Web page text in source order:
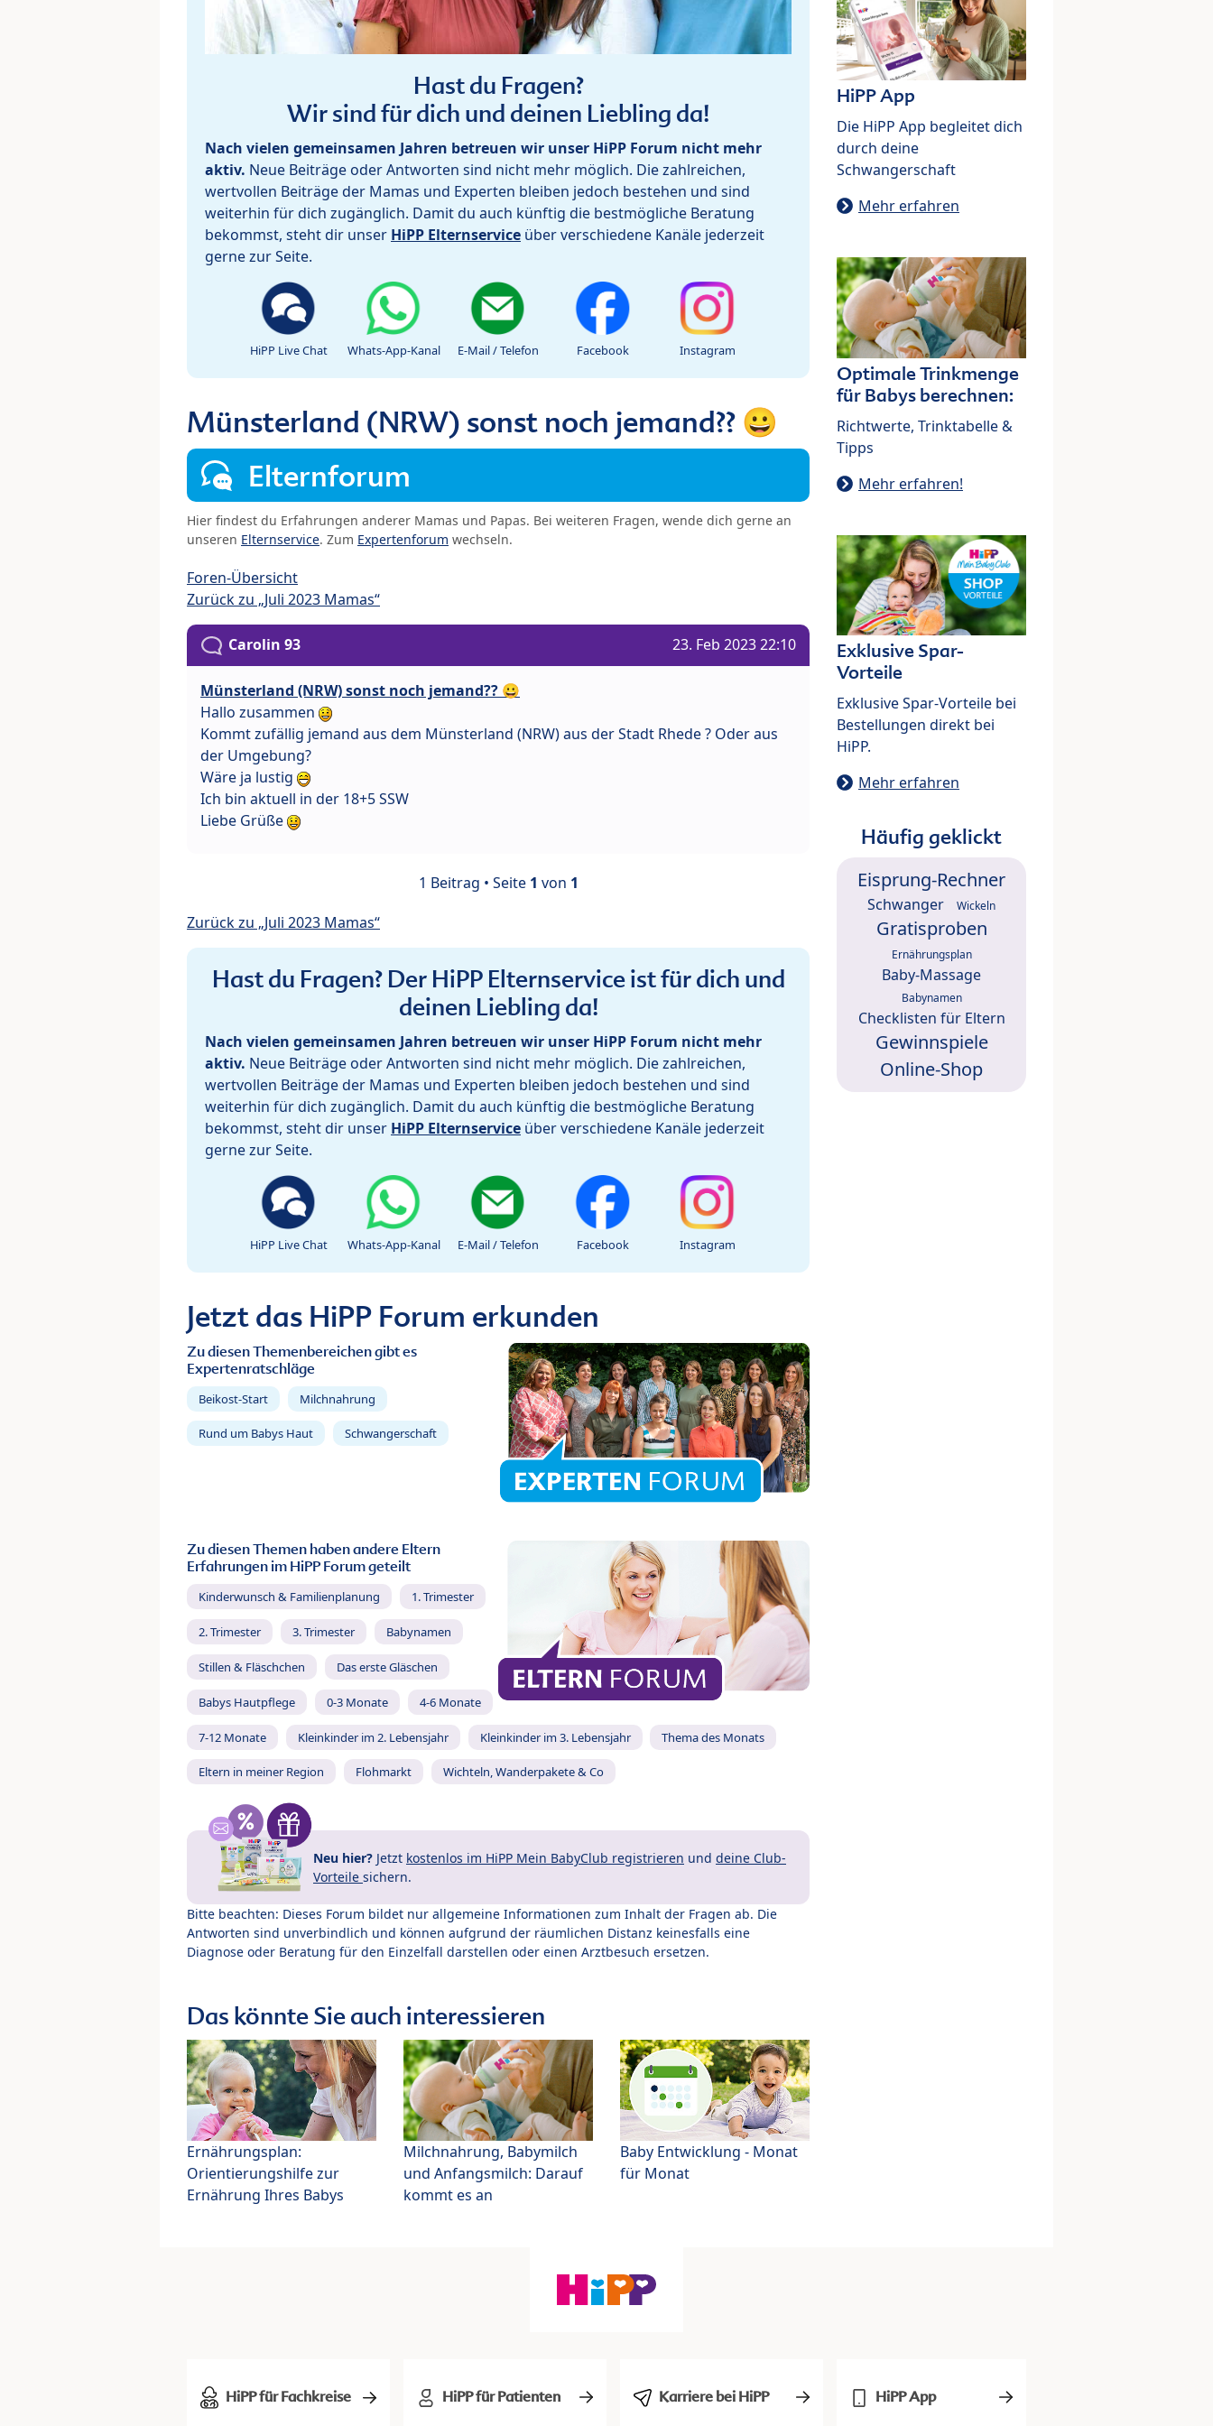
Hast du Fragen?
Wir sind für dich und deinen Liebling da!
Nach vielen gemeinsamen Jahren betreuen wir unser HiPP Forum nicht mehr
aktiv. Neue Beiträge oder Antworten sind nicht mehr möglich. Die zahlreichen,
wertvollen Beiträge der Mamas und Experten bleiben jedoch bestehen und sind
weiterhin für dich zugänglich. Damit du auch künftig die bestmögliche Beratung
bekommst, steht dir unser HiPP Elternservice über verschiedene Kanäle jederzeit
gerne zur Seite.
HiPP Live Chat Whats-App-Kanal E-Mail / Telefon Facebook Instagram
Münsterland (NRW) sonst noch jemand?? 😀
Elternforum
Hier findest du Erfahrungen anderer Mamas und Papas. Bei weiteren Fragen, wende dich gerne an
unseren Elternservice. Zum Expertenforum wechseln.
Foren-Übersicht
Zurück zu „Juli 2023 Mamas“
Carolin 93 23. Feb 2023 22:10
Münsterland (NRW) sonst noch jemand?? 😀
Hallo zusammen
Kommt zufällig jemand aus dem Münsterland (NRW) aus der Stadt Rhede ? Oder aus
der Umgebung?
Wäre ja lustig
Ich bin aktuell in der 18+5 SSW
Liebe Grüße
1 Beitrag • Seite 1 von 1
Zurück zu „Juli 2023 Mamas“
Hast du Fragen? Der HiPP Elternservice ist für dich und
deinen Liebling da!
Nach vielen gemeinsamen Jahren betreuen wir unser HiPP Forum nicht mehr
aktiv. Neue Beiträge oder Antworten sind nicht mehr möglich. Die zahlreichen,
wertvollen Beiträge der Mamas und Experten bleiben jedoch bestehen und sind
weiterhin für dich zugänglich. Damit du auch künftig die bestmögliche Beratung
bekommst, steht dir unser HiPP Elternservice über verschiedene Kanäle jederzeit
gerne zur Seite.
HiPP Live Chat Whats-App-Kanal E-Mail / Telefon Facebook Instagram
Jetzt das HiPP Forum erkunden
Zu diesen Themenbereichen gibt es
Expertenratschläge
Beikost-Start Milchnahrung
Rund um Babys Haut Schwangerschaft
Zu diesen Themen haben andere Eltern
Erfahrungen im HiPP Forum geteilt
Kinderwunsch & Familienplanung 1. Trimester
2. Trimester 3. Trimester Babynamen
Stillen & Fläschchen Das erste Gläschen
Babys Hautpflege 0-3 Monate 4-6 Monate
7-12 Monate Kleinkinder im 2. Lebensjahr Kleinkinder im 3. Lebensjahr Thema des Monats
Eltern in meiner Region Flohmarkt Wichteln, Wanderpakete & Co
Neu hier? Jetzt kostenlos im HiPP Mein BabyClub registrieren und deine Club-
Vorteile sichern.
Bitte beachten: Dieses Forum bildet nur allgemeine Informationen zum Inhalt der Fragen ab. Die
Antworten sind unverbindlich und können aufgrund der räumlichen Distanz keinesfalls eine
Diagnose oder Beratung für den Einzelfall darstellen oder einen Arztbesuch ersetzen.
Das könnte Sie auch interessieren
Ernährungsplan:
Orientierungshilfe zur
Ernährung Ihres Babys
Milchnahrung, Babymilch
und Anfangsmilch: Darauf
kommt es an
Baby Entwicklung - Monat
für Monat
HiPP App
Die HiPP App begleitet dich
durch deine
Schwangerschaft
Mehr erfahren
Optimale Trinkmenge
für Babys berechnen:
Richtwerte, Trinktabelle &
Tipps
Mehr erfahren!
Exklusive Spar-
Vorteile
Exklusive Spar-Vorteile bei
Bestellungen direkt bei
HiPP.
Mehr erfahren
Häufig geklickt
Eisprung-Rechner
Schwanger Wickeln
Gratisproben
Ernährungsplan
Baby-Massage
Babynamen
Checklisten für Eltern
Gewinnspiele
Online-Shop
HiPP für Fachkreise HiPP für Patienten Karriere bei HiPP HiPP App